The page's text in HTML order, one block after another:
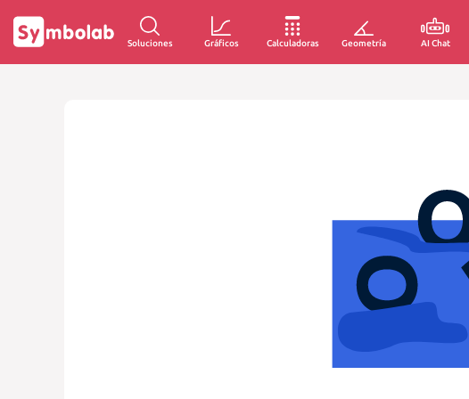
Soluciones Gráficos Calculadoras Geometría AI Chat